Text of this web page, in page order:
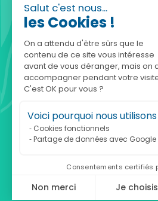
Salut c'est nous...
les Cookies !
On a attendu d'être sûrs que le
contenu de ce site vous intéresse
avant de vous déranger, mais on
accompagner pendant votre
C'est OK pour vous ?
Voici pourquoi nous
Cookies fonctionnels
Partage de données avec Google
Consentements certifiés
Non merci Je choisis
Fondée en 2010,
française qui réunit
comprendre et
est à votre écoute,
accompagner.
Notre adresse :
achatnature.com
160 rue Pierre